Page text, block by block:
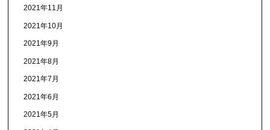
2021年11月
2021年10月
2021年9月
2021年8月
2021年7月
2021年6月
2021年5月